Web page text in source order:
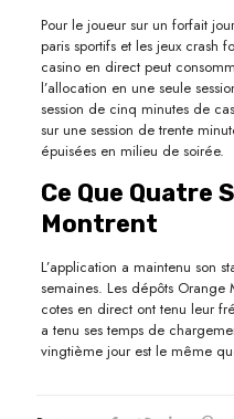
Pour le joueur sur un forfait
paris sportifs et les jeux crash
casino en direct peut
l’allocation en une seule
session de cinq minutes de
sur une session de trente
épuisées en milieu de soirée.
Ce Que Quatre
Montrent
L’application a maintenu son
semaines. Les dépôts Orange
cotes en direct ont tenu leur
a tenu ses temps de
vingtième jour est le même